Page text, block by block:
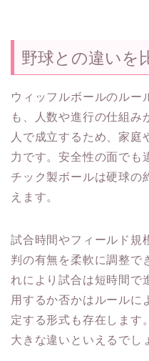
野球との違いを
ウィッフルボールのルー
も、人数や進行の仕組
人で成立するため、家庭
力です。安全性の面でも
チック製ボールは硬球
えます。
試合時間やフィールド規
判の有無を柔軟に調整で
れにより試合は短時間で
用するか否かはルールに
定する形式も存在します
大きな違いといえるでし